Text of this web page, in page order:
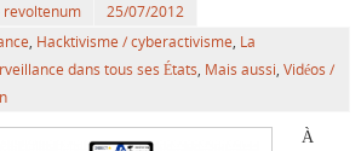
revoltenum
25/07/2012
Hacktivisme / cyberactivisme La
dans tous ses États Mais aussi Vidéos /
À